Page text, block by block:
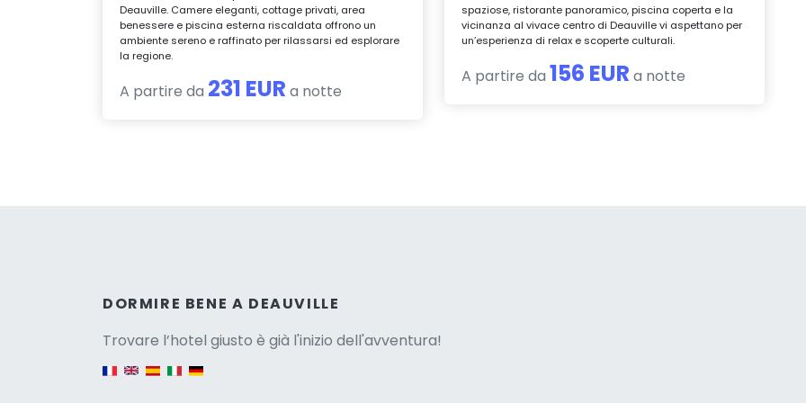
Deauville. Camere eleganti, cottage privati, area
benessere e piscina esterna riscaldata offrono un
ambiente sereno e raffinato per rilassarsi ed esplorare
la regione.
A partire da 231 EUR a notte
spaziose, ristorante panoramico, piscina coperta e la
vicinanza al vivace centro di Deauville vi aspettano per
un’esperienza di relax e scoperte culturali.
A partire da156 EUR a notte
DORMIRE BENE A DEAUVILLE
Trovare l’hotel giusto è già l'inizio dell'avventura!
Versione